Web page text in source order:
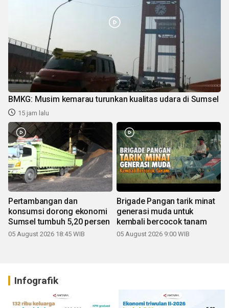
BMKG: Musim kemarau turunkan kualitas udara di Sumsel
15 jam lalu
Pertambangan dan
konsumsi dorong ekonomi
Sumsel tumbuh 5,20 persen
05 August 2026 18:45 WIB
Brigade Pangan tarik minat
generasi muda untuk
kembali bercocok tanam
05 August 2026 9:00 WIB
Infografik